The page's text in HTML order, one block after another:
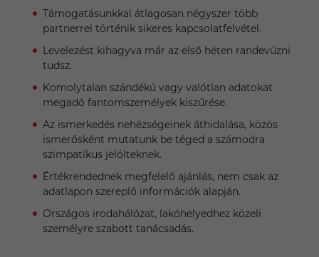
Támogatásunkkal átlagosan négyszer több
partnerrel történik sikeres kapcsolatfelvétel.
Levelezést kihagyva már az első héten randevúzni
tudsz.
Komolytalan szándékú vagy valótlan adatokat
megadó fantomszemélyek kiszűrése.
Az ismerkedés nehézségeinek áthidalása, közös
ismerősként mutatunk be téged a számodra
szimpatikus jelölteknek.
Értékrendednek megfelelő ajánlás, nem csak az
adatlapon szereplő információk alapján.
Országos irodahálózat, lakóhelyedhez közeli
személyre szabott tanácsadás.